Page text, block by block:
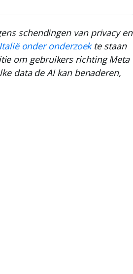
schendingen van privacy en
onder onderzoekte staan
om gebruikers richting Meta
data de AI kan benaderen,